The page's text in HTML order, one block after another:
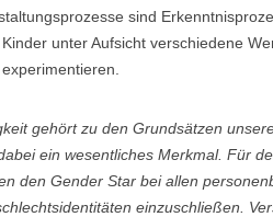
sind
unter Aufsicht verschiedene
gehört zu den Grundsätzen
ein wesentliches Merkmal. Für
den Gender Star bei allen
einzuschließen.